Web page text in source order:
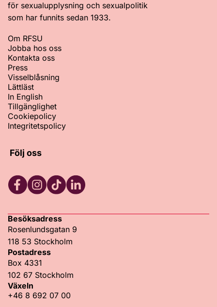
för sexualupplysning och sexualpolitik
som har funnits sedan 1933.
Om RFSU
Jobba hos oss
Kontakta oss
Press
Visselblåsning
Lättläst
In English
Tillgänglighet
Cookiepolicy
Integritetspolicy
Följ oss
Besöksadress
Rosenlundsgatan 9
118 53 Stockholm
Postadress
Box 4331
102 67 Stockholm
Växeln
+46 8 692 07 00